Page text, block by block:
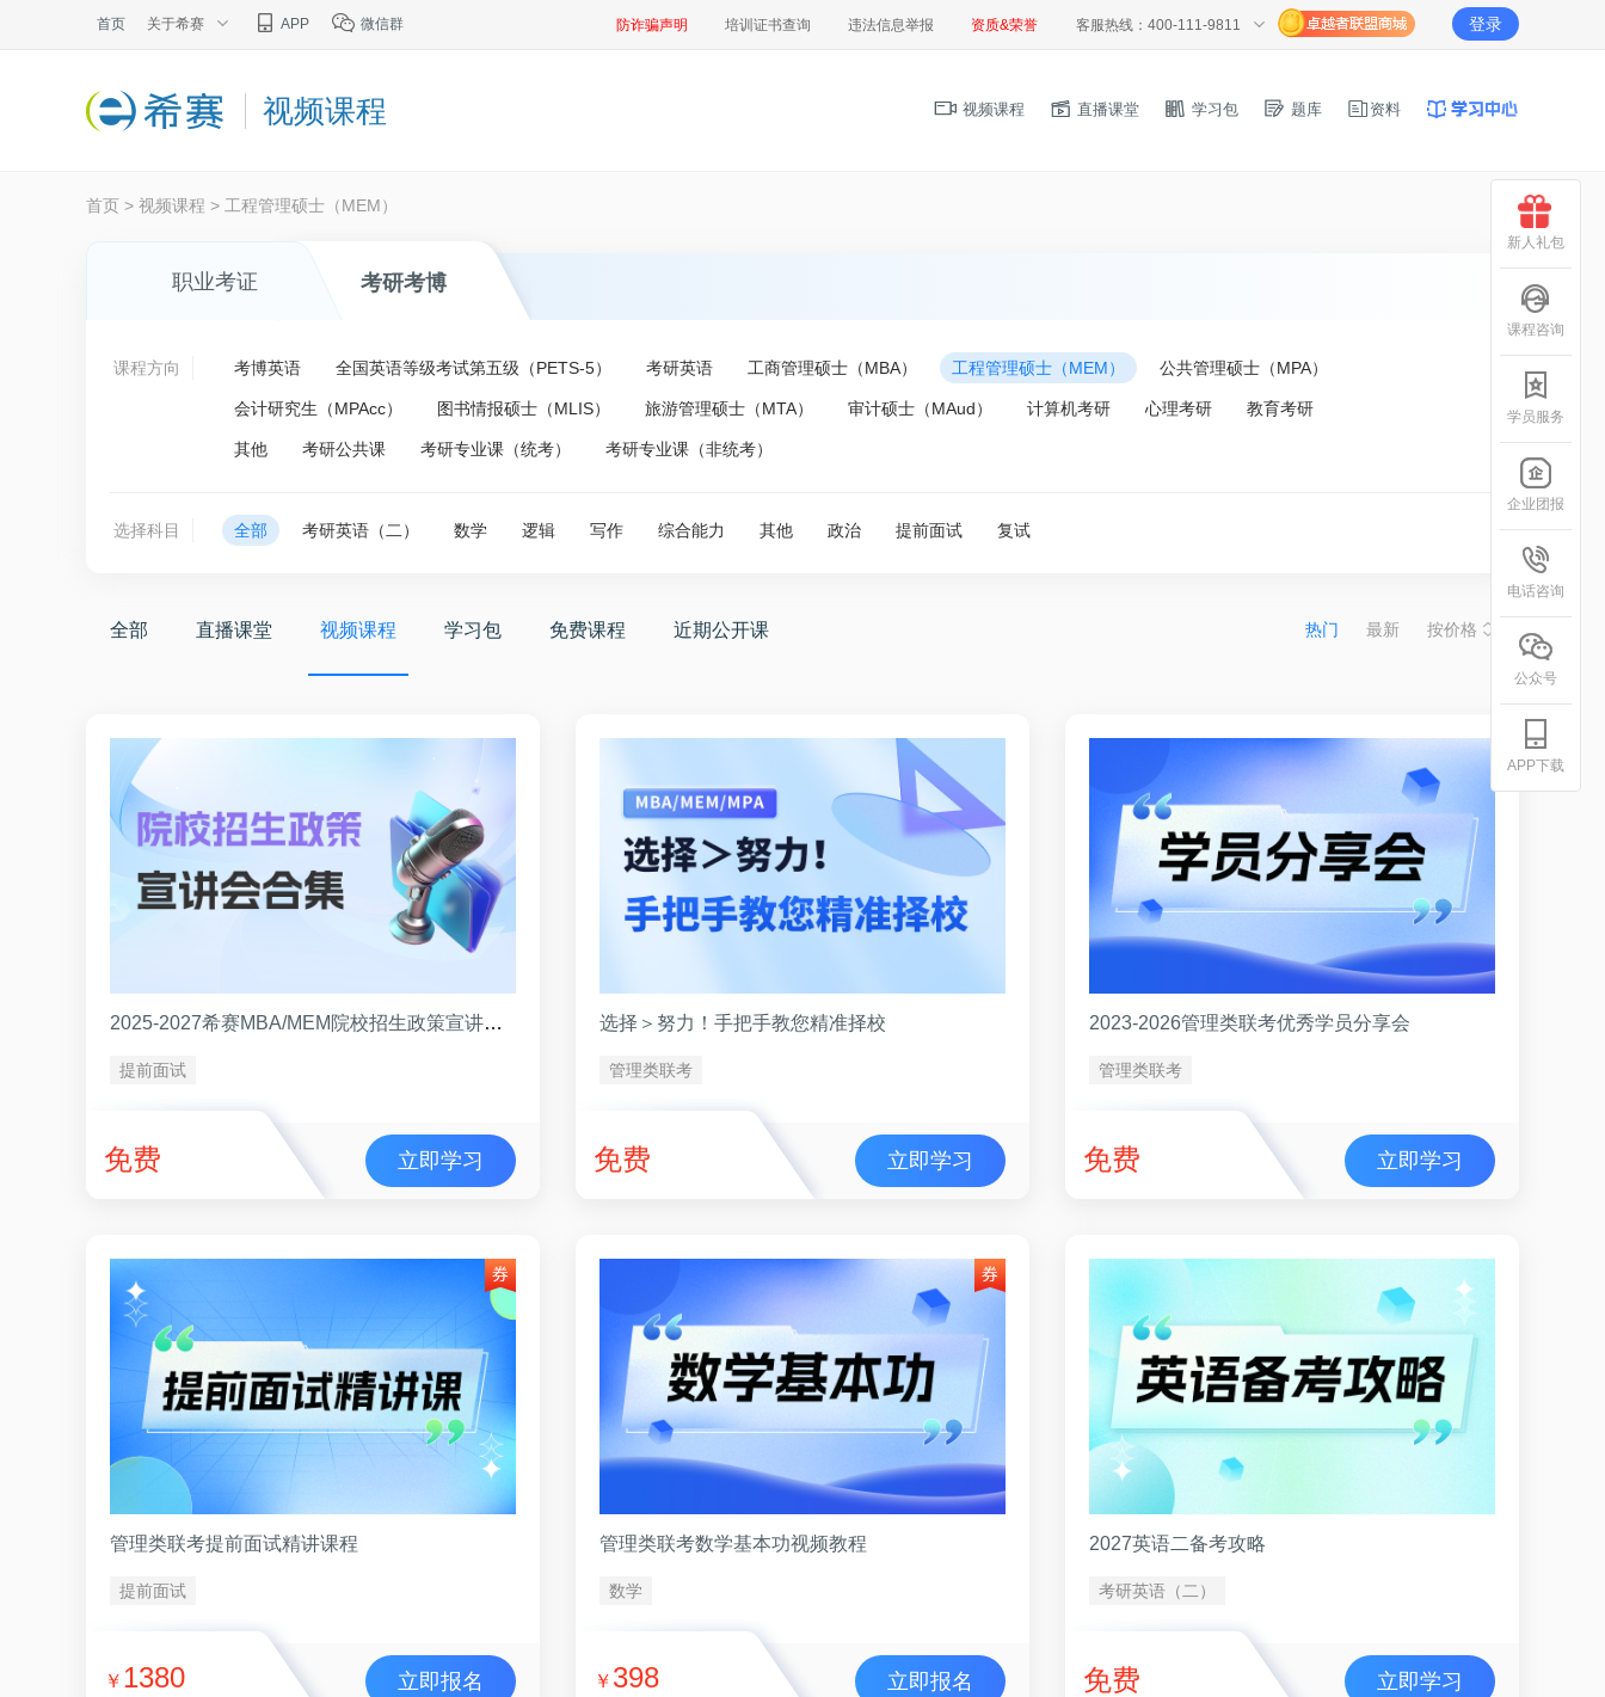
首页 关于希赛 APP 微信群 防诈骗声明 培训证书查询 违法信息举报 资质&荣誉 客服热线：400-111-9811 登录
视频课程 视频课程 直播课堂 学习包 题库 资料
首页 > 视频课程 > 工程管理硕士（MEM）
职业考证 考研考博
课程方向 考博英语 全国英语等级考试第五级（PETS-5） 考研英语 工商管理硕士（MBA） 工程管理硕士（MEM） 公共管理硕士（MPA）
会计研究生（MPAcc） 图书情报硕士（MLIS） 旅游管理硕士（MTA） 审计硕士（MAud） 计算机考研 心理考研 教育考研
其他 考研公共课 考研专业课（统考） 考研专业课（非统考）
选择科目 全部 考研英语（二） 数学 逻辑 写作 综合能力 其他 政治 提前面试 复试
全部 直播课堂 视频课程 学习包 免费课程 近期公开课 热门 最新 按价格
2025-2027希赛MBA/MEM院校招生政策宣讲会合集
提前面试
免费 立即学习
选择＞努力！手把手教您精准择校
管理类联考
免费 立即学习
2023-2026管理类联考优秀学员分享会
管理类联考
免费 立即学习
管理类联考提前面试精讲课程
提前面试
￥ 1380 立即报名
管理类联考数学基本功视频教程
数学
￥ 398 立即报名
2027英语二备考攻略
考研英语（二）
免费 立即学习
新人礼包
课程咨询
学员服务
企业团报
电话咨询
公众号
APP下载